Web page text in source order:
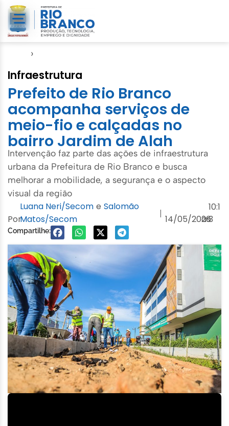
›
Infraestrutura
Prefeito de Rio Branco
acompanha serviços de
meio-fio e calçadas no
bairro Jardim de Alah
Intervenção faz parte das ações de infraestrutura
urbana da Prefeitura de Rio Branco e busca
melhorar a mobilidade, a segurança e o aspecto
visual da região
Por
Luana Neri/Secom e Salomão
Matos/Secom
|
14/05/2026
às
10:1
3
Compartilhe: